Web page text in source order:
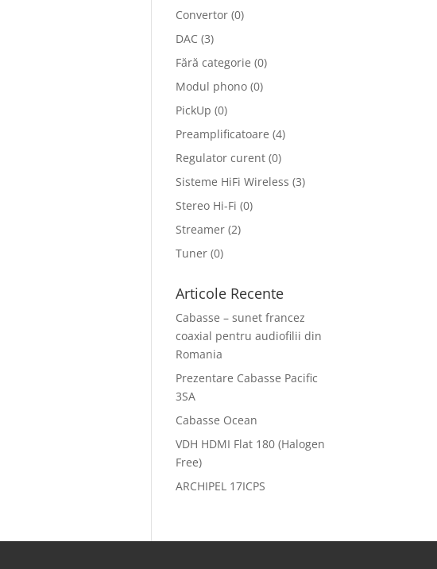
Convertor (0)
DAC (3)
Fără categorie (0)
Modul phono (0)
PickUp (0)
Preamplificatoare (4)
Regulator curent (0)
Sisteme HiFi Wireless (3)
Stereo Hi-Fi (0)
Streamer (2)
Tuner (0)
Articole Recente
Cabasse – sunet francez
coaxial pentru audiofilii din
Romania
Prezentare Cabasse Pacific
3SA
Cabasse Ocean
VDH HDMI Flat 180 (Halogen
Free)
ARCHIPEL 17ICPS